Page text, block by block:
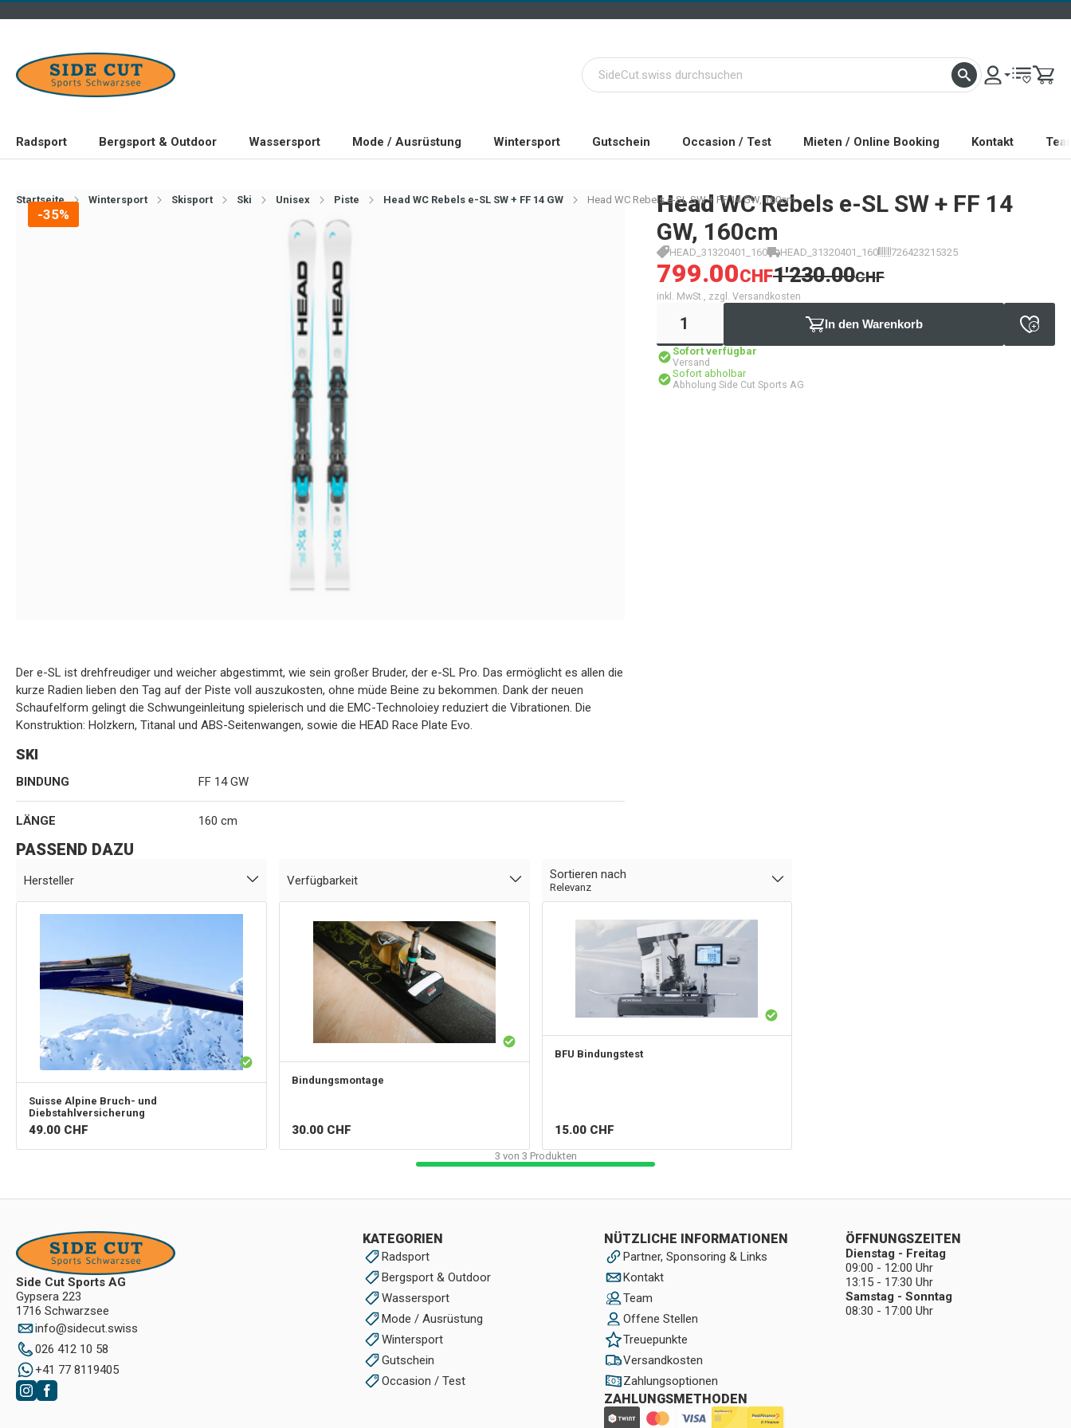
Radsport Bergsport & Outdoor Wassersport Mode / Ausrüstung Wintersport Gutschein Occasion / Test Mieten / Online Booking Kontakt
Startseite Wintersport Skisport Ski Unisex Piste Head WC Rebels e-SL SW + FF 14 GW Head WC Rebels e-SL SW + FF 14 GW, 160cm
-35% Head WC Rebels e-SL SW + FF 14
GW, 160cm
HEAD_31320401_160 HEAD_31320401_160 726423215325
799.00CHF1'230.00CHF
inkl. MwSt., zzgl. Versandkosten
In den Warenkorb
Sofort verfügbar
Versand
Sofort abholbar
Abholung Side Cut Sports AG
Der e-SL ist drehfreudiger und weicher abgestimmt, wie sein großer Bruder, der e-SL Pro. Das ermöglicht es allen die
kurze Radien lieben den Tag auf der Piste voll auszukosten, ohne müde Beine zu bekommen. Dank der neuen
Schaufelform gelingt die Schwungeinleitung spielerisch und die EMC-Technoloiey reduziert die Vibrationen. Die
Konstruktion: Holzkern, Titanal und ABS-Seitenwangen, sowie die HEAD Race Plate Evo.
SKI
BINDUNG FF 14 GW
LÄNGE 160 cm
PASSEND DAZU
Hersteller Verfügbarkeit Sortieren nach
Relevanz
Suisse Alpine Bruch- und
Diebstahlversicherung
49.00 CHF
Bindungsmontage
30.00 CHF
BFU Bindungstest
15.00 CHF
3 von 3 Produkten
Side Cut Sports AG
Gypsera 223
1716 Schwarzsee
info@sidecut.swiss
026 412 10 58
+41 77 8119405
KATEGORIEN
Radsport
Bergsport & Outdoor
Wassersport
Mode / Ausrüstung
Wintersport
Gutschein
Occasion / Test
NÜTZLICHE INFORMATIONEN
Partner, Sponsoring & Links
Kontakt
Team
Offene Stellen
Treuepunkte
Versandkosten
Zahlungsoptionen
ZAHLUNGSMETHODEN
ÖFFNUNGSZEITEN
Dienstag - Freitag
09:00 - 12:00 Uhr
13:15 - 17:30 Uhr
Samstag - Sonntag
08:30 - 17:00 Uhr